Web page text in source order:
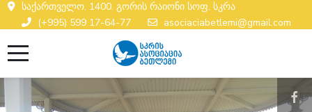
საქართველო. 1400. გორის რაიონი სოფ. სკრა
(+995) 599 17-64-77
asociaciabetlemi@gmail.com